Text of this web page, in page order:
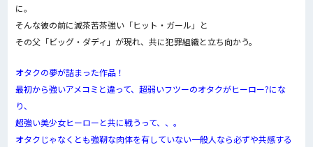
に。
そんな彼の前に滅茶苦茶強い「ヒット・ガール」と
その父「ビッグ・ダディ」が現れ、共に犯罪組織と立ち向かう。
オタクの夢が詰まった作品！
最初から強いアメコミと違って、超弱いフツーのオタクがヒーロー?にな
り、
超強い美少女ヒーローと共に戦うって、、。
オタクじゃなくとも強靭な肉体を有していない一般人なら必ずや共感する